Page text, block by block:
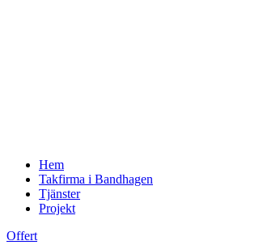
Hem
Takfirma i Bandhagen
Tjänster
Projekt
Offert